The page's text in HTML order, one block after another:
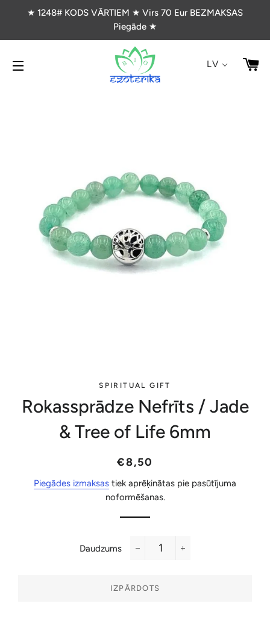
★ 1248# KODS VĀRTIEM ★ Virs 70 Eur BEZMAKSAS
Piegāde ★
VIETNES NAVIGĀCIJA
LV
SPIRITUAL GIFT
Rokassprādze Nefrīts / Jade
& Tree of Life 6mm
Parastā
Akcijas
€8,50
Piegādes izmaksas tiek aprēķinātas pie pasūtījuma
noformēšanas.
Daudzums
IZPĀRDOTS